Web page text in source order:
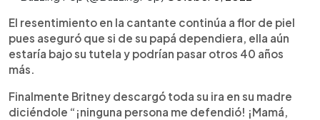
El resentimiento en la cantante continúa a flor de piel
pues aseguró que si de su papá dependiera, ella aún
estaría bajo su tutela y podrían pasar otros 40 años
más.
Finalmente Britney descargó toda su ira en su madre
diciéndole “¡ninguna persona me defendió! ¡Mamá,